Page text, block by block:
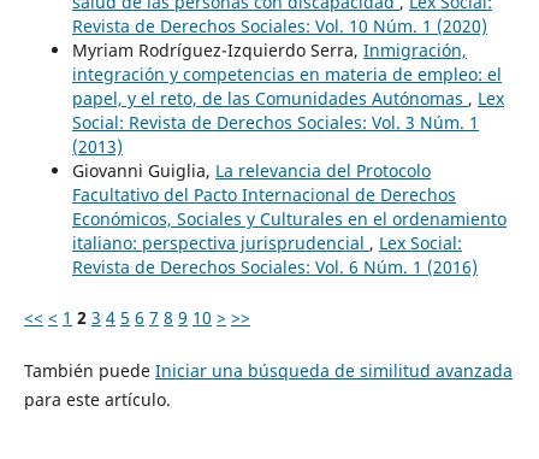
Revista de Derechos Sociales: Vol. 10 Núm. 1 (2020)
Myriam Rodríguez-Izquierdo Serra, Inmigración,
integración y competencias en materia de empleo: el
papel, y el reto, de las Comunidades Autónomas , Lex
Social: Revista de Derechos Sociales: Vol. 3 Núm. 1
(2013)
Giovanni Guiglia, La relevancia del Protocolo
Facultativo del Pacto Internacional de Derechos
Económicos, Sociales y Culturales en el ordenamiento
italiano: perspectiva jurisprudencial , Lex Social:
Revista de Derechos Sociales: Vol. 6 Núm. 1 (2016)
<< < 1 2 3 4 5 6 7 8 9 10 > >>
También puede Iniciar una búsqueda de similitud avanzada
para este artículo.